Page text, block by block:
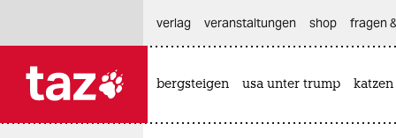
verlag
veranstaltungen shop fragen
bergsteigen usa unter trump katzen